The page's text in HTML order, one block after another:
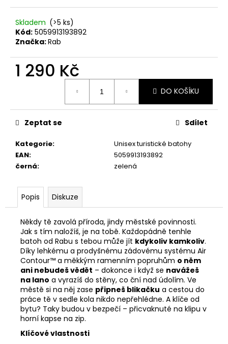
Skladem (>5 ks)
Kód: 5059913193892
Značka:Rab
1 290 Kč
DO KOŠÍKU
Kategorie:
Unisex turistické batohy
EAN:
5059913193892
černá: zelená
Zeptat se Sdílet
Popis Diskuze
Někdy tě zavolá příroda, jindy městské povinnosti.
Jak s tím naložíš, je na tobě. Každopádně tenhle
batoh od Rabu s tebou může jít kdykoliv kamkoliv.
Díky lehkému a prodyšnému zádovému systému Air
Contour™ a měkkým ramenním popruhům o něm
ani nebudeš vědět – dokonce i když se navážeš
na lano a vyrazíš do stěny, co ční nad údolím. Ve
městě si na něj zase připneš blikačku a cestou do
práce tě v sedle kola nikdo nepřehlédne. A klíče od
bytu? Taky budou v bezpečí – přicvaknuté na klipu v
horní kapse na zip.
Klíčové vlastnosti
r
u
č
u
e
m
PAPUČKY
4111451
448
Kč